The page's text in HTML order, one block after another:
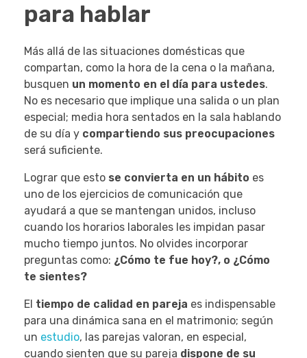
para hablar
Más allá de las situaciones domésticas que
compartan, como la hora de la cena o la mañana,
busquen un momento en el día para ustedes.
No es necesario que implique una salida o un plan
especial; media hora sentados en la sala hablando
de su día y compartiendo sus preocupaciones
será suficiente.
Lograr que esto se convierta en un hábito es
uno de los ejercicios de comunicación que
ayudará a que se mantengan unidos, incluso
cuando los horarios laborales les impidan pasar
mucho tiempo juntos. No olvides incorporar
preguntas como: ¿Cómo te fue hoy?, o ¿Cómo
te sientes?
El tiempo de calidad en pareja es indispensable
para una dinámica sana en el matrimonio; según
un estudio, las parejas valoran, en especial,
cuando sienten que su pareja dispone de su